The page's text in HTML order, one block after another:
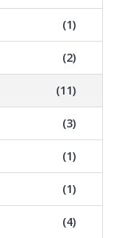
(1)
(2)
(11)
(3)
(1)
(1)
(4)